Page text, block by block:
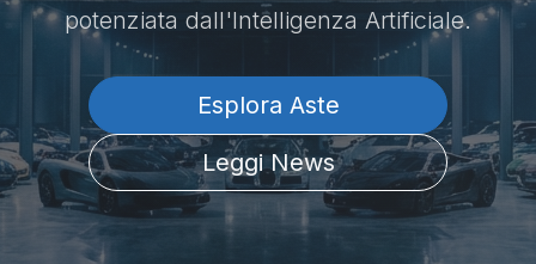
potenziata dall'Intelligenza Artificiale.
Esplora Aste
Leggi News